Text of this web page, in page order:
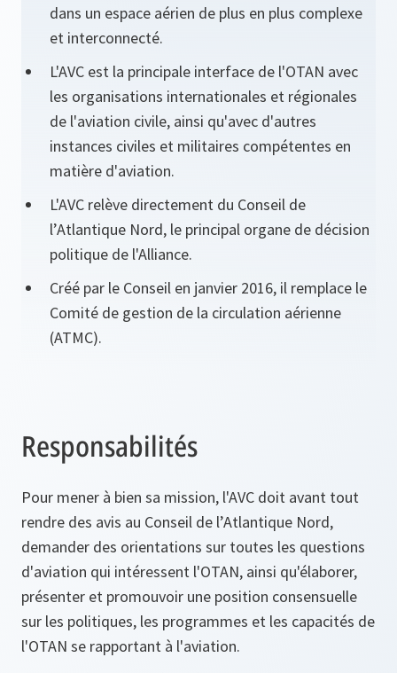
dans un espace aérien de plus en plus complexe
et interconnecté.
L'AVC est la principale interface de l'OTAN avec
les organisations internationales et régionales
de l'aviation civile, ainsi qu'avec d'autres
instances civiles et militaires compétentes en
matière d'aviation.
L'AVC relève directement du Conseil de
l’Atlantique Nord, le principal organe de décision
politique de l'Alliance.
Créé par le Conseil en janvier 2016, il remplace le
Comité de gestion de la circulation aérienne
(ATMC).
Responsabilités
Pour mener à bien sa mission, l'AVC doit avant tout
rendre des avis au Conseil de l’Atlantique Nord,
demander des orientations sur toutes les questions
d'aviation qui intéressent l'OTAN, ainsi qu'élaborer,
présenter et promouvoir une position consensuelle
sur les politiques, les programmes et les capacités de
l'OTAN se rapportant à l'aviation.